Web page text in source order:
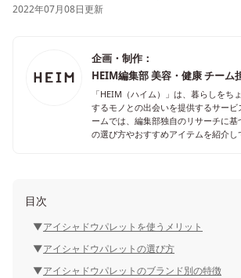
2022年07月08日更新
企画・制作：
HEIM編集部 美容・健康 チーム
「HEIM（ハイム）」は、暮らしをち
するモノとの出会いを提供するサー
ームでは、編集部独自のリサーチに基
の選び方やおすすめアイテムを紹介し
目次
アイシャドウパレットを使うメリット
アイシャドウパレットの選び方
アイシャドウパレットのブランド別の特徴